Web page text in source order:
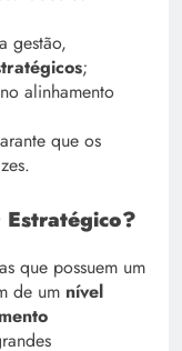
gestão,
;
alinhamento
que os
que possuem um
de um nível